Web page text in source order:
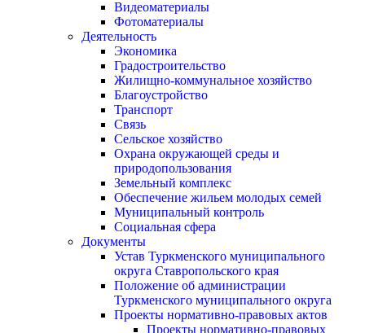
Видеоматериалы
Фотоматериалы
Деятельность
Экономика
Градостроительство
Жилищно-коммунальное хозяйство
Благоустройство
Транспорт
Связь
Сельское хозяйство
Охрана окружающей среды и
природопользования
Земельный комплекс
Обеспечение жильем молодых семей
Муниципальный контроль
Социальная сфера
Документы
Устав Туркменского муниципального
округа Ставропольского края
Положение об администрации
Туркменского муниципального округа
Проекты нормативно-правовых актов
Проекты нормативно-правовых